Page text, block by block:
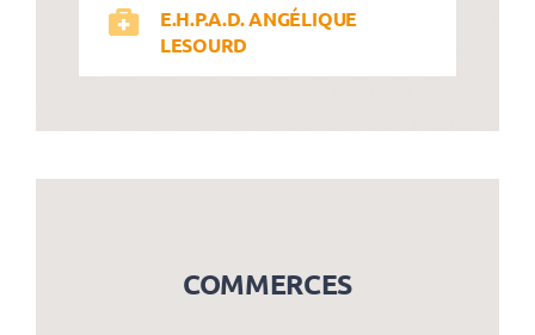
E.H.P.A.D. ANGÉLIQUE
LESOURD
COMMERCES